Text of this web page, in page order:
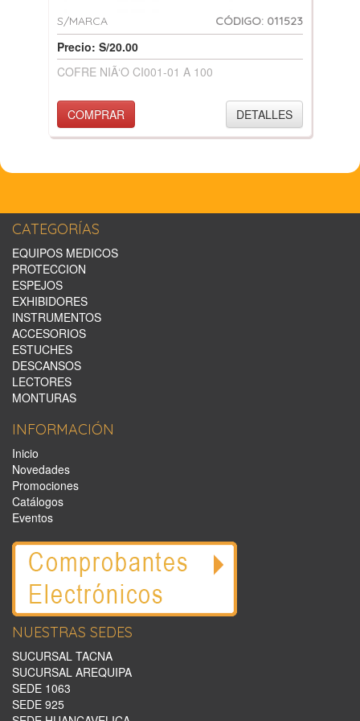
S/MARCA CÓDIGO: 011523
Precio: S/20.00
COFRE NIÃ‘O CI001-01 A 100
COMPRAR DETALLES
CATEGORÍAS
EQUIPOS MEDICOS
PROTECCION
ESPEJOS
EXHIBIDORES
INSTRUMENTOS
ACCESORIOS
ESTUCHES
DESCANSOS
LECTORES
MONTURAS
INFORMACIÓN
Inicio
Novedades
Promociones
Catálogos
Eventos
NUESTRAS SEDES
SUCURSAL TACNA
SUCURSAL AREQUIPA
SEDE 1063
SEDE 925